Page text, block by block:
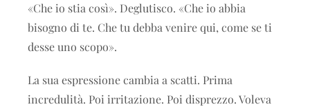
«Che io stia così». Deglutisco. «Che io abbia
bisogno di te. Che tu debba venire qui, come se ti
desse uno scopo».
La sua espressione cambia a scatti. Prima
incredulità. Poi irritazione. Poi disprezzo. Voleva